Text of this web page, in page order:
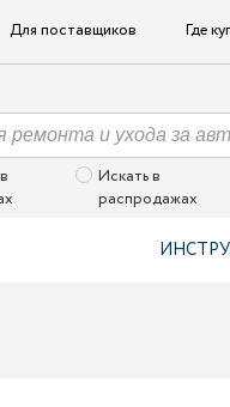
Для поставщиков Где
Искать в
распродажах